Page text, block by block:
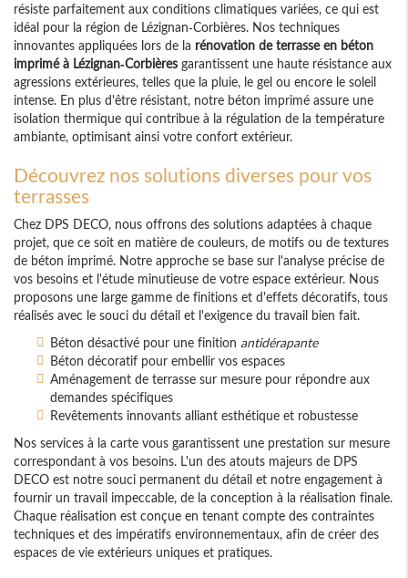
résiste parfaitement aux conditions climatiques variées, ce qui est
idéal pour la région de Lézignan-Corbières. Nos techniques
innovantes appliquées lors de la rénovation de terrasse en béton
imprimé à Lézignan-Corbières garantissent une haute résistance aux
agressions extérieures, telles que la pluie, le gel ou encore le soleil
intense. En plus d'être résistant, notre béton imprimé assure une
isolation thermique qui contribue à la régulation de la température
ambiante, optimisant ainsi votre confort extérieur.
Découvrez nos solutions diverses pour vos
terrasses
Chez DPS DECO, nous offrons des solutions adaptées à chaque
projet, que ce soit en matière de couleurs, de motifs ou de textures
de béton imprimé. Notre approche se base sur l'analyse précise de
vos besoins et l'étude minutieuse de votre espace extérieur. Nous
proposons une large gamme de finitions et d'effets décoratifs, tous
réalisés avec le souci du détail et l'exigence du travail bien fait.
Béton désactivé pour une finition antidérapante
Béton décoratif pour embellir vos espaces
Aménagement de terrasse sur mesure pour répondre aux
demandes spécifiques
Revêtements innovants alliant esthétique et robustesse
Nos services à la carte vous garantissent une prestation sur mesure
correspondant à vos besoins. L'un des atouts majeurs de DPS
DECO est notre souci permanent du détail et notre engagement à
fournir un travail impeccable, de la conception à la réalisation finale.
Chaque réalisation est conçue en tenant compte des contraintes
techniques et des impératifs environnementaux, afin de créer des
espaces de vie extérieurs uniques et pratiques.